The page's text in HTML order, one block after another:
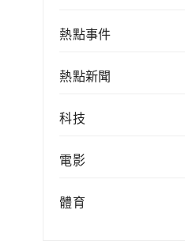
熱點事件
熱點新聞
科技
電影
體育